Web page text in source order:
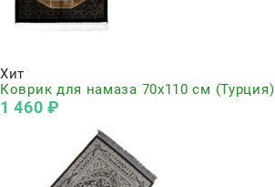
Хит
Коврик для намаза 70х110 см (Турция)
1 460 ₽